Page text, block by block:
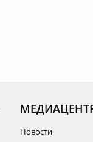
Новости